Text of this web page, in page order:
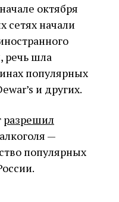
октября
сетях начали
речь шла
популярных
и других.
разрешил
—
популярных